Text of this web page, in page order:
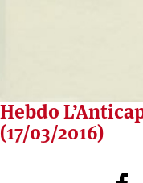
Hebdo
(17/03/2016)